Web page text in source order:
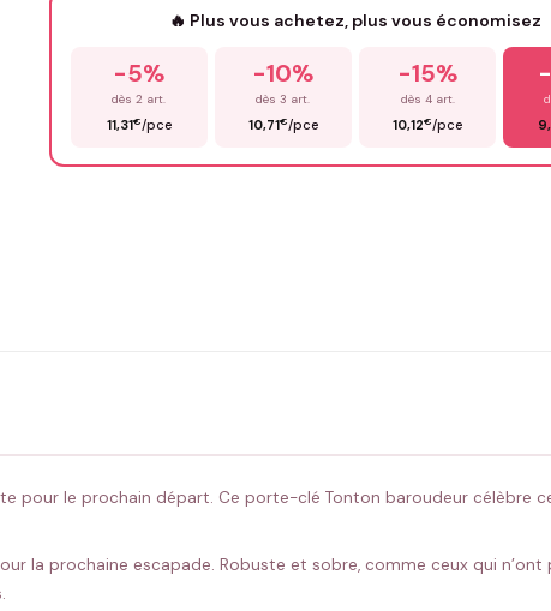
🔥 Plus vous achetez, plus vous économisez
-5%
dès 2 art.
11,31€/pce
-10%
dès 3 art.
10,71€/pce
-15%
dès 4 art.
10,12€/pce
pour le prochain départ. Ce porte-clé Tonton baroudeur célèbre
la prochaine escapade. Robuste et sobre, comme ceux qui n’ont